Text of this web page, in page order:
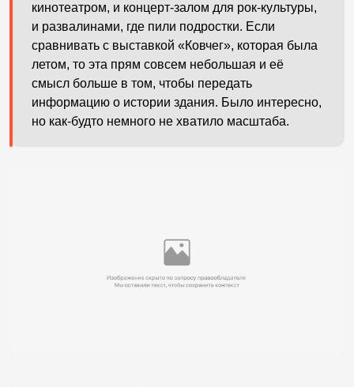
кинотеатром, и концерт-залом для рок-культуры,
и развалинами, где пили подростки. Если
сравнивать с выставкой «Ковчег», которая была
летом, то эта прям совсем небольшая и её
смысл больше в том, чтобы передать
информацию о истории здания. Было интересно,
но как-будто немного не хватило масштаба.